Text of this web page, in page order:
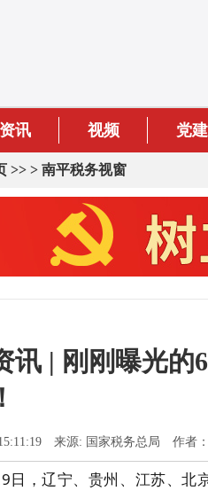
资讯 视频 党建
>> > 南平税务视窗
讯 | 刚刚曝光的
来源: 国家税务总局 作者：
日，辽宁、贵州、江苏、北